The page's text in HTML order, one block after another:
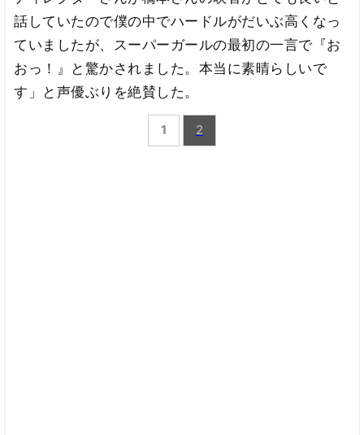
話していたので僕の中でハードルがだいぶ高くなっ
ていましたが、スーパーガールの最初の一言で『お
おっ！』と驚かされました。本当に素晴らしいで
す」と声優ぶりを絶賛した。
1 2